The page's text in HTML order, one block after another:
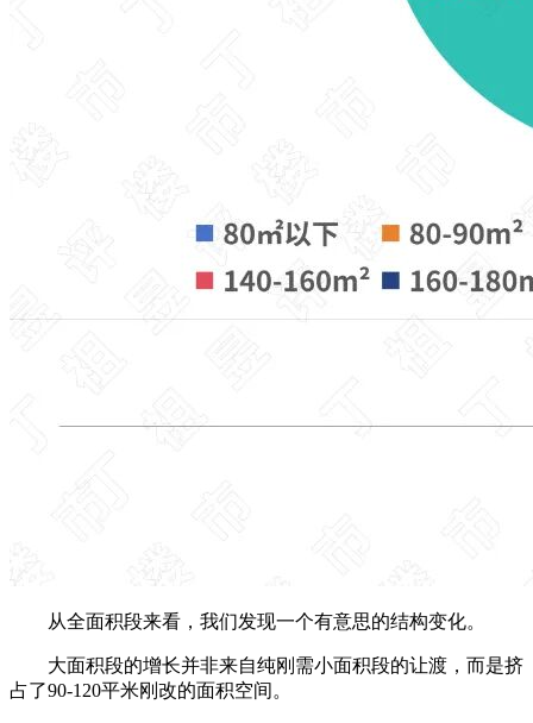
从全面积段来看，我们发现一个有意思的结构变化。
大面积段的增长并非来自纯刚需小面积段的让渡，而是挤
占了90-120平米刚改的面积空间。